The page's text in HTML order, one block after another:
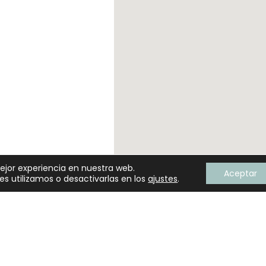
experiencia en nuestra web.
utilizamos o desactivarlas en losajustes. Aceptar